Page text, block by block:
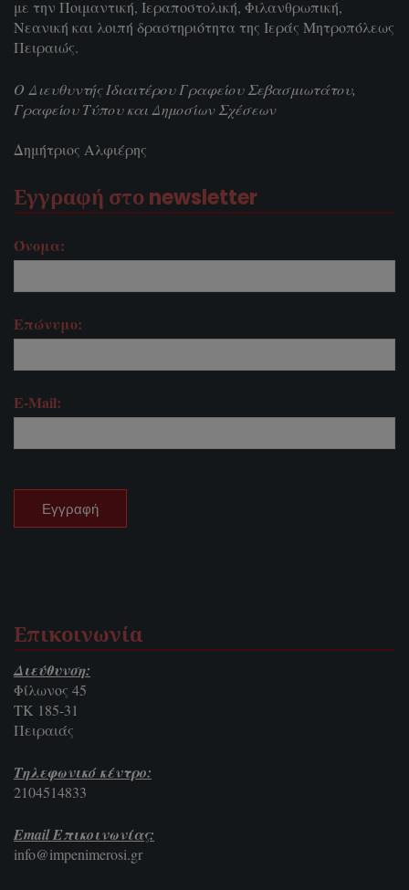
με την Ποιμαντική, Ιεραποστολική, Φιλανθρωπική,
Νεανική και λοιπή δραστηριότητα της Ιεράς Μητροπόλεως
Πειραιώς.
Ο Διευθυντής Ιδιαιτέρου Γραφείου Σεβασμιωτάτου,
Γραφείου Τύπου και Δημοσίων Σχέσεων
Δημήτριος Αλφιέρης
Εγγραφή στο newsletter
Όνομα:
Επώνυμο:
E-Mail:
Επικοινωνία
Διεύθυνση:
Φίλωνος 45
ΤΚ 185-31
Πειραιάς
Τηλεφωνικό κέντρο:
2104514833
Email Επικοινωνίας:
info@impenimerosi.gr